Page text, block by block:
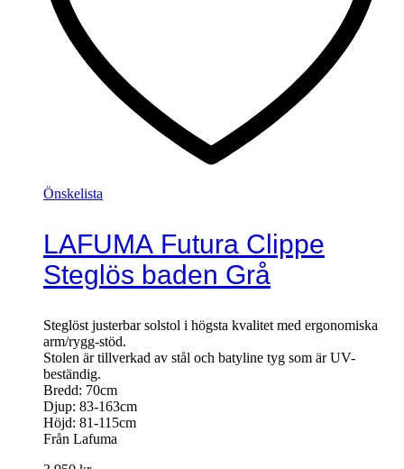
Önskelista
LAFUMA Futura Clippe
Steglös baden Grå
Steglöst justerbar solstol i högsta kvalitet med ergonomiska
arm/rygg-stöd.
Stolen är tillverkad av stål och batyline tyg som är UV-
beständig.
Bredd: 70cm
Djup: 83-163cm
Höjd: 81-115cm
Från Lafuma